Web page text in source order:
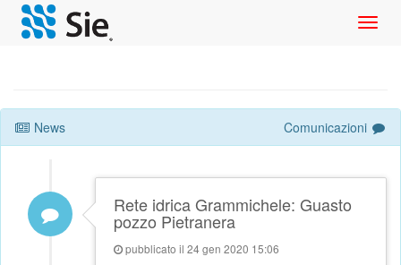
News Comunicazioni
Rete idrica Grammichele: Guasto
pozzo Pietranera
pubblicato il 24 gen 2020 15:06